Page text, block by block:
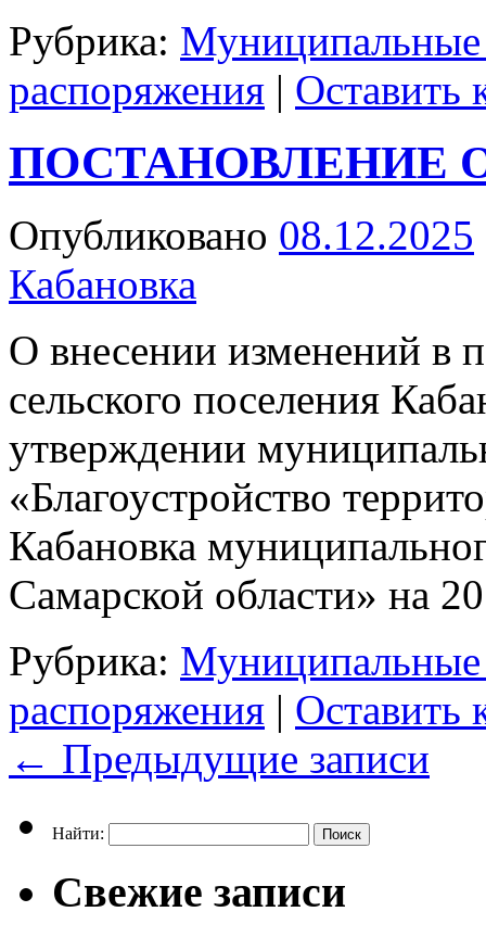
Рубрика:
распоряжения | Оставить
ПОСТАНОВЛЕНИЕ От
Опубликовано 08.12.2025
Кабановка
О внесении изменений в
сельского поселения
утверждении
«Благоустройство
Кабановка
Самарской области» на
Рубрика:
распоряжения | Оставить
← Предыдущие записи
Найти:
Свежие записи